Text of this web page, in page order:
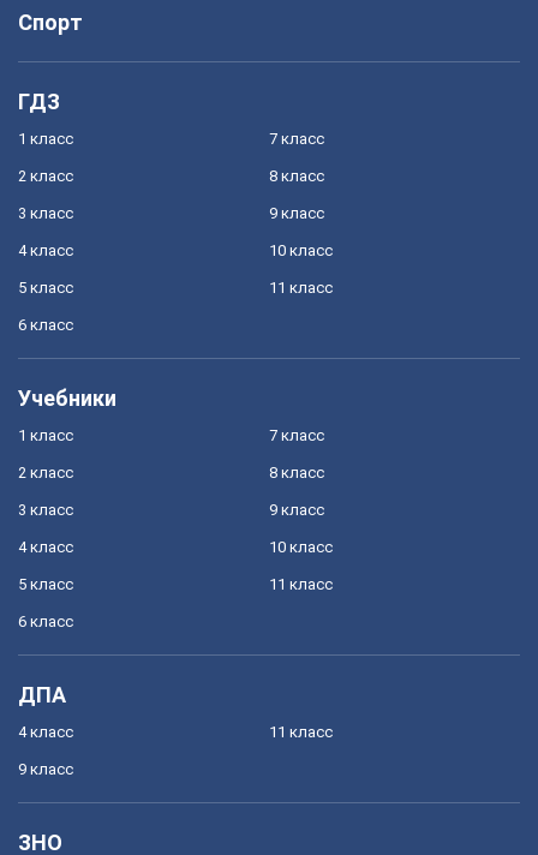
Спорт
ГДЗ
1 класс
2 класс
3 класс
4 класс
5 класс
6 класс
7 класс
8 класс
9 класс
10 класс
11 класс
Учебники
1 класс
2 класс
3 класс
4 класс
5 класс
6 класс
7 класс
8 класс
9 класс
10 класс
11 класс
ДПА
4 класс
9 класс
11 класс
ЗНО